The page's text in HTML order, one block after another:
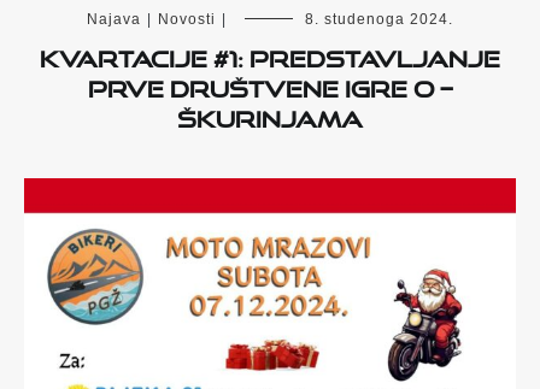
Najava Novosti 8. studenoga 2024.
Kvartacije #1: predstavljanje
prve društvene igre o –
Škurinjama